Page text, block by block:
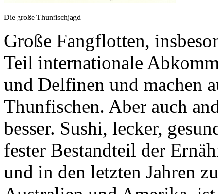
Die große Thunfischjagd
Große Fangflotten,
Teil internationale
und Delfinen und machen
Thunfischen. Aber auch
besser. Sushi, lecker,
fester Bestandteil der
und in den letzten Jahren